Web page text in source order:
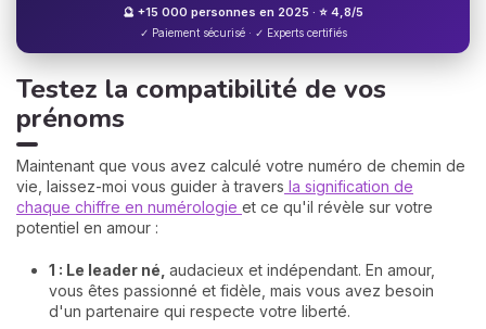
🔮 +15 000 personnes en 2025 · ⭐ 4,8/5
✓ Paiement sécurisé · ✓ Experts certifiés
Testez la compatibilité de vos
prénoms
Maintenant que vous avez calculé votre numéro de chemin de
vie, laissez-moi vous guider à travers la signification de
chaque chiffre en numérologie et ce qu'il révèle sur votre
potentiel en amour :
1 : Le leader né, audacieux et indépendant. En amour,
vous êtes passionné et fidèle, mais vous avez besoin
d'un partenaire qui respecte votre liberté.